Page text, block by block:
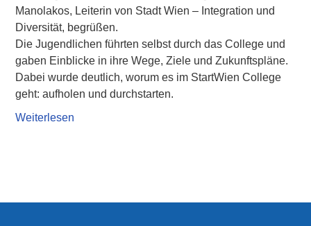
Manolakos, Leiterin von Stadt Wien – Integration und
Diversität, begrüßen.
Die Jugendlichen führten selbst durch das College und
gaben Einblicke in ihre Wege, Ziele und Zukunftspläne.
Dabei wurde deutlich, worum es im StartWien College
geht: aufholen und durchstarten.
Weiterlesen